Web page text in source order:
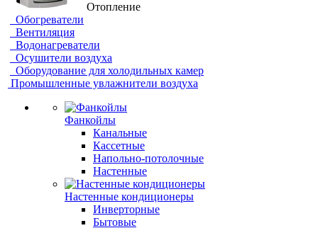
Отопление
Обогреватели
Вентиляция
Водонагреватели
Осушители воздуха
Оборудование для холодильных камер
Промышленные увлажнители воздуха
Фанкойлы
Канальные
Кассетные
Напольно-потолочные
Настенные
Настенные кондиционеры
Инверторные
Бытовые